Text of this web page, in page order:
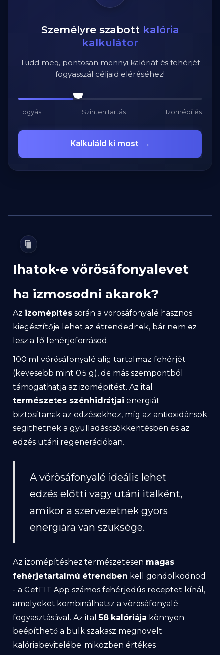
Személyre szabott kalória
kalkulátor
Tudd meg, pontosan mennyi kalóriát és fehérjét
fogyasszál céljaid eléréséhez!
Fogyás Szinten tartás Izomépítés
Kalkuláld ki most →
Ihatok-e vörösáfonyalevet
ha izmosodni akarok?
Az izomépítés során a vörösáfonyalé hasznos
kiegészítője lehet az étrendednek, bár nem ez
lesz a fő fehérjeforrásod.
100 ml vörösáfonyalé alig tartalmaz fehérjét
(kevesebb mint 0.5 g), de más szempontból
támogathatja az izomépítést. Az ital
természetes szénhidrátjai energiát
biztosítanak az edzésekhez, míg az antioxidánsok
segíthetnek a gyulladáscsökkentésben és az
edzés utáni regenerációban.
A vörösáfonyalé ideális lehet
edzés előtti vagy utáni italként,
amikor a szervezetnek gyors
energiára van szüksége.
Az izomépítéshez természetesen magas
fehérjetartalmú étrendben kell gondolkodnod
- a GetFIT App számos fehérjedús receptet kínál,
amelyeket kombinálhatsz a vörösáfonyalé
fogyasztásával. Az ital58 kalóriája könnyen
beépíthető a bulk szakasz megnövelt
kalóriabevitelébe, miközben értékes